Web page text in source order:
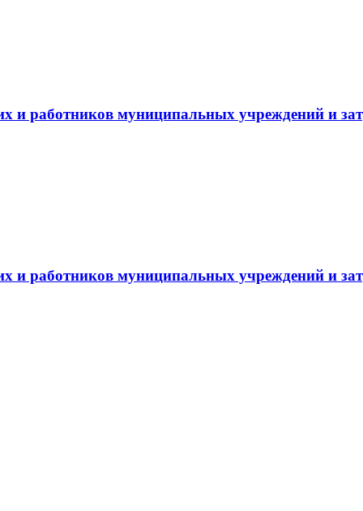
работников муниципальных учреждений и
работников муниципальных учреждений и